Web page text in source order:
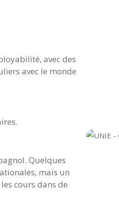
avec des
avec le monde
Quelques
mais un
cours dans de